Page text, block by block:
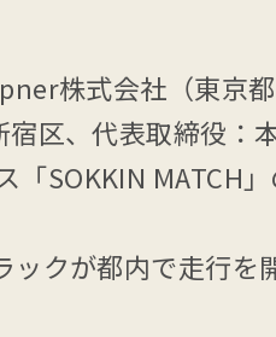
株式会社（東京
区、代表取締役：
SOKKIN MATCH
クが都内で走行を